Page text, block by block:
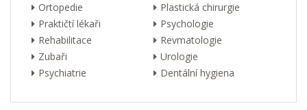
Ortopedie
Plastická chirurgie
Praktičtí lékaři
Psychologie
Rehabilitace
Revmatologie
Zubaři
Urologie
Psychiatrie
Dentální hygiena